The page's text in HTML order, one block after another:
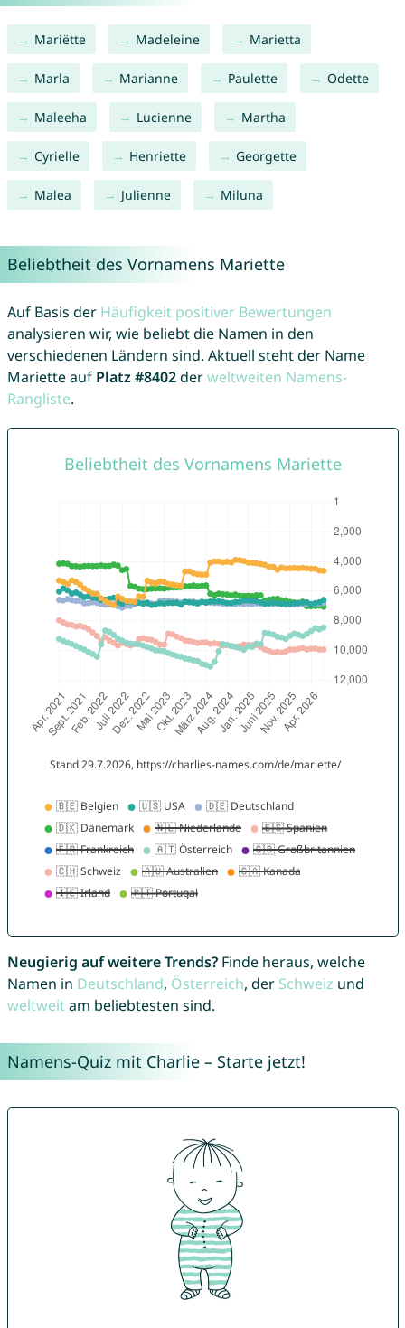
Mariëtte Madeleine Marietta
Marla Marianne Paulette Odette
Maleeha Lucienne Martha
Cyrielle Henriette Georgette
Malea Julienne Miluna
Beliebtheit des Vornamens Mariette
Auf Basis der Häufigkeit positiver Bewertungen
analysieren wir, wie beliebt die Namen in den
verschiedenen Ländern sind. Aktuell steht der Name
Mariette auf Platz #8402derweltweiten Namens-
Rangliste.
Neugierig auf weitere Trends?Finde heraus, welche
Namen in Deutschland, Österreich, der Schweiz und
weltweitam beliebtesten sind.
Namens-Quiz mit Charlie – Starte jetzt!